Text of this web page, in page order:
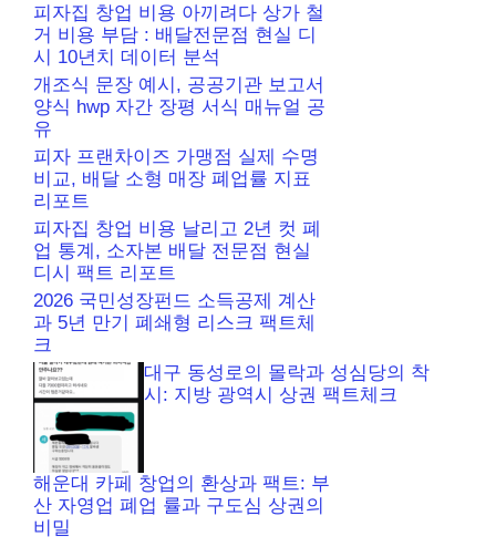
피자집 창업 비용 아끼려다 상가 철
거 비용 부담 : 배달전문점 현실 디
시 10년치 데이터 분석
개조식 문장 예시, 공공기관 보고서
양식 hwp 자간 장평 서식 매뉴얼 공
유
피자 프랜차이즈 가맹점 실제 수명
비교, 배달 소형 매장 폐업률 지표
리포트
피자집 창업 비용 날리고 2년 컷 폐
업 통계, 소자본 배달 전문점 현실
디시 팩트 리포트
2026 국민성장펀드 소득공제 계산
과 5년 만기 폐쇄형 리스크 팩트체
크
대구 동성로의 몰락과 성심당의 착
시: 지방 광역시 상권 팩트체크
해운대 카페 창업의 환상과 팩트: 부
산 자영업 폐업 률과 구도심 상권의
비밀